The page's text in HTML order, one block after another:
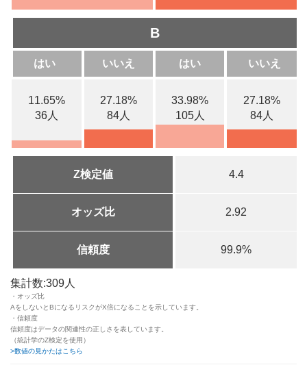
B
はい いいえ はい いいえ
11.65%
36人
27.18%
84人
33.98%
105人
27.18%
84人
Z検定値 4.4
オッズ比 2.92
信頼度 99.9%
集計数:309人
・オッズ比
AをしないとBになるリスクがX倍になることを示しています。
・信頼度
信頼度はデータの関連性の正しさを表しています。
（統計学のZ検定を使用）
>数値の見かたはこちら